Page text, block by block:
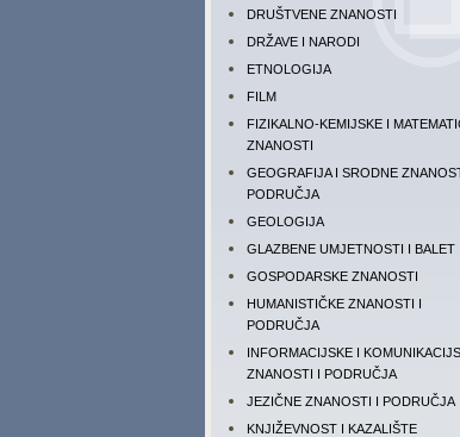
DRUŠTVENE ZNANOSTI
DRŽAVE I NARODI
ETNOLOGIJA
FILM
FIZIKALNO-KEMIJSKE I
ZNANOSTI
GEOGRAFIJA I SRODNE
PODRUČJA
GEOLOGIJA
GLAZBENE UMJETNOSTI I BALET
GOSPODARSKE ZNANOSTI
HUMANISTIČKE ZNANOSTI I
PODRUČJA
INFORMACIJSKE I
ZNANOSTI I PODRUČJA
JEZIČNE ZNANOSTI I PODRUČJA
KNJIŽEVNOST I KAZALIŠTE